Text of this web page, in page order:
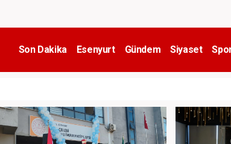
Son Dakika Esenyurt Gündem Siyaset